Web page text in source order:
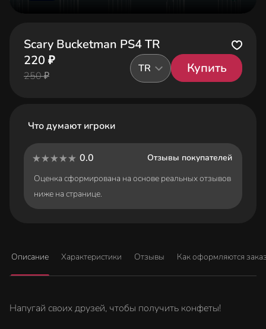
Scary Bucketman PS4 TR
220 ₽
250 ₽
TR Купить
Что думают игроки
0.0
Отзывы покупателей
Оценка сформирована на основе реальных отзывов
ниже на странице.
Описание Характеристики Отзывы Как оформляются
Напугай своих друзей, чтобы получить конфеты!